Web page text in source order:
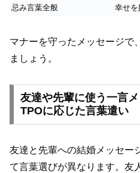
忌み言葉全般
幸せを
マナーを守ったメッセージで
ましょう。
友達や先輩に使う一言
TPOに応じた言葉遣い
友達と先輩への結婚メッセー
て言葉選びが異なります。友